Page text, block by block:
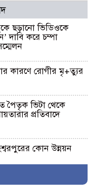
ছড়ানো ভিডিওকে
দাবি করে চম্পা
কারণে রোগীর মৃ+ত্যুর
পৈতৃক ভিটা থেকে
প্রতিবাদে
কোন উন্নয়ন
উচ্চ মাধ্যমিক